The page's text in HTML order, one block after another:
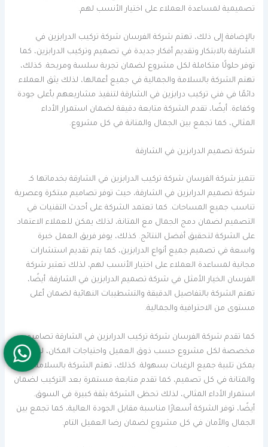
تصميمية لمساعدة العملاء على اختيار الأنسب لهم.
بالإضافة إلى ذلك، تهتم شركة الفرسان شركة تركيب الدرابزين في
الشارقة بالابتكار وتقديم أفكار جديدة في تصميم وتركيب الدرابزين، كما
توفر حلولًا متكاملة لكل مشروع لضمان تجربة سلسة ومريحة. كذلك،
تهتم الشركة بالسلامة والجمالية في جميع أعمالها، لذلك يثق العملاء
دائمًا في فني تركيب درابزين في الشارقة لتنفيذ مشاريعهم بأعلى جودة
وكفاءة. أيضًا، تقدم الشركة متابعة دقيقة لضمان استمرار الأداء
المثالي، كما تجمع بين الجمال والمتانة في كل مشروع.
شركة تصميم الدرابزين في الشارقة
تتميز شركة الفرسان شركة تركيب الدرابزين في الشارقة بخدماتها كـ
شركة تصميم الدرابزين في الشارقة، حيث توفر تصاميم مبتكرة وعصرية
تناسب جميع المساحات. كما تعتمد الشركة على أحدث التقنيات في
التصميم لضمان دمج الجمال مع المتانة، لذلك يمكن للعملاء الاعتماد
على الشركة لتحقيق أفضل النتائج. كذلك، يوفر فريق العمل خبرة
واسعة في تصميم جميع أنواع الدرابزين، كما يتم تقديم استشارات
مجانية لمساعدة العملاء على اختيار الأنسب لهم، لذلك تعتبر شركة
الفرسان الخيار الأمثل في شركة تصميم الدرابزين في الشارقة. أيضًا،
تهتم الشركة بالتفاصيل الدقيقة والتشطيبات النهائية لضمان أعلى
مستوى من الاحترافية والجمالية.
كما تقدم شركة الفرسان شركة تركيب الدرابزين في الشارقة تصاميم
مخصصة لكل مشروع حسب ذوق العميل واحتياجات المكان، لذلك
يمكن تلبية جميع الرغبات بسهولة. كذلك، تهتم الشركة بالسلامة
والمتانة في كل تصميم، كما تقدم متابعة مستمرة بعد التركيب لضمان
استمرار الأداء المثالي، لذلك تحظى الشركة بثقة كبيرة في السوق.
أيضًا، توفر الشركة أسعارًا مناسبة مقابل الجودة العالية، كما تجمع بين
الجمال والأمان في كل مشروع لضمان رضا العميل التام.